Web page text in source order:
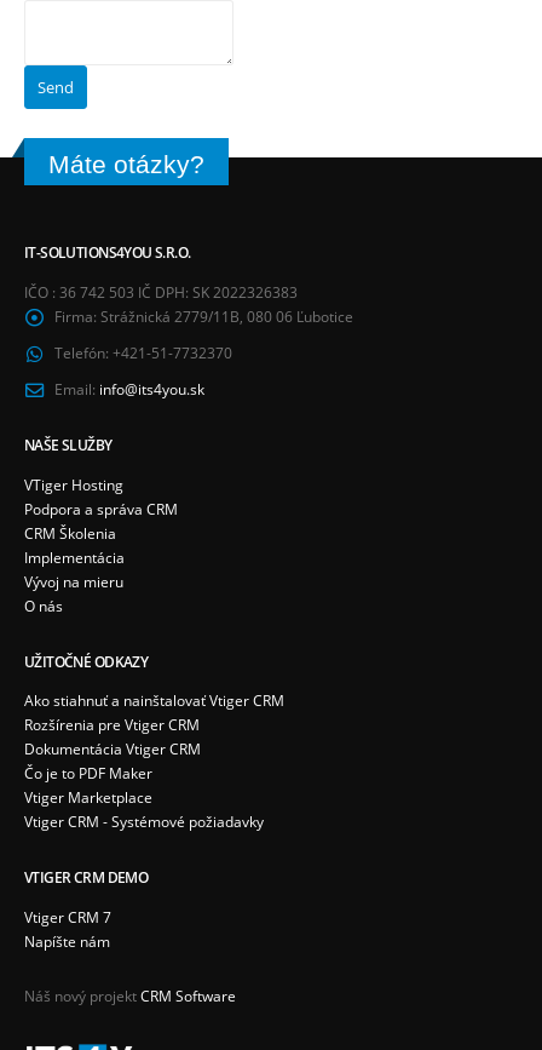
Máte otázky?
IT-SOLUTIONS4YOU S.R.O.
IČO : 36 742 503 IČ DPH: SK 2022326383
Firma: Strážnická 2779/11B, 080 06 Ľubotice
Telefón: +421-51-7732370
Email: info@its4you.sk
NAŠE SLUŽBY
VTiger Hosting
Podpora a správa CRM
CRM Školenia
Implementácia
Vývoj na mieru
O nás
UŽITOČNÉ ODKAZY
Ako stiahnuť a nainštalovať Vtiger CRM
Rozšírenia pre Vtiger CRM
Dokumentácia Vtiger CRM
Čo je to PDF Maker
Vtiger Marketplace
Vtiger CRM - Systémové požiadavky
VTIGER CRM DEMO
Vtiger CRM 7
Napíšte nám
Náš nový projektCRM Software